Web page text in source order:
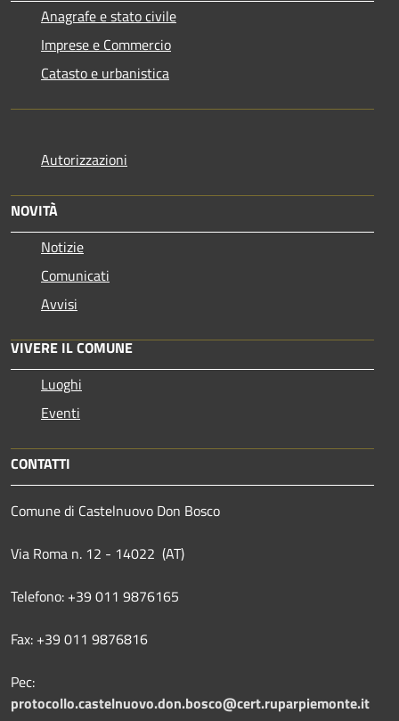
Anagrafe e stato civile
Imprese e Commercio
Catasto e urbanistica
Autorizzazioni
NOVITÀ
Notizie
Comunicati
Avvisi
VIVERE IL COMUNE
Luoghi
Eventi
CONTATTI
Comune di Castelnuovo Don Bosco
Via Roma n. 12 - 14022 (AT)
Telefono: +39 011 9876165
Fax: +39 011 9876816
Pec:
protocollo.castelnuovo.don.bosco@cert.ruparpiemonte.it